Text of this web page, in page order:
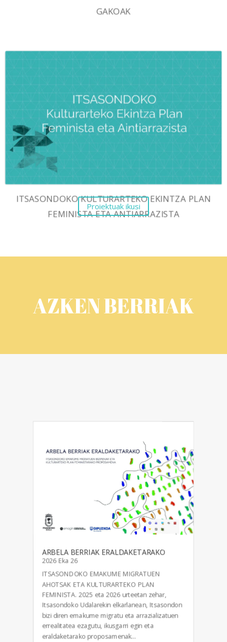
GAKOAK
ITSASONDOKO KULTURARTEKO EKINTZA PLAN
FEMINISTA ETA ANTIARRAZISTA
Proiektuak ikusi
AZKEN BERRIAK
ARBELA BERRIAK ERALDAKETARAKO
2026 Eka 26
ITSASONDOKO EMAKUME MIGRATUEN
AHOTSAK ETA KULTURARTEKO PLAN
FEMINISTA. 2025 eta 2026 urteetan zehar,
Itsasondoko Udalarekin elkarlanean, Itsasondon
bizi diren emakume migratu eta arrazializatuen
errealitatea ezagutu, ikusgarri egin eta
eraldaketarako proposamenak...